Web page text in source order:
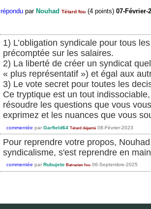
répondu par Nouhad Tétard fou (4 points) 07-Février-
1) L’obligation syndicale pour tous
précomptée sur les salaires.
2) La liberté de créer un syndicat
« plus représentatif ») et égal aux
3) Le vote secret pour toutes les
Ce tryptique est un tout
résoudre les questions que vous
exprimez et les nuances que vous
commentée par Garfield64 Tétard déjanté 08-Février-2023
Pour reprendre votre propos,
syndicalisme, s'est reprendre en
commentée par Rubujeto Batracien fou 06-Septembre-2025